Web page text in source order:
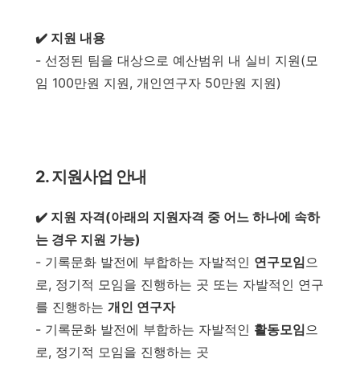
✔️ 지원 내용
- 선정된 팀을 대상으로 예산범위 내 실비 지원(모
임 100만원 지원, 개인연구자 50만원 지원)
2. 지원사업 안내
✔️ 지원 자격(아래의 지원자격 중 어느 하나에 속하
는 경우 지원 가능)
- 기록문화 발전에 부합하는 자발적인 연구모임으
로, 정기적 모임을 진행하는 곳 또는 자발적인 연구
를 진행하는 개인 연구자
- 기록문화 발전에 부합하는 자발적인 활동모임으
로, 정기적 모임을 진행하는 곳